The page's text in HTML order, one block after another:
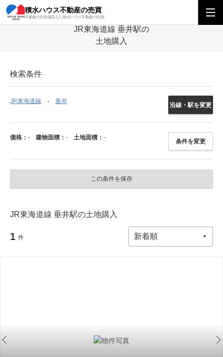
積水ハウス不動産の売買
不動産の売却査定なら積水ハウス不動産の売買
積水ハウス不動産の売買 中部エリア 垂
JR東海道線 垂井駅の
土地購入
検索条件
JR東海道線 垂井
沿線・駅を変更
価格： - 建物面積： - 土地面積： -
条件を変更
この条件を保存
JR東海道線 垂井駅の土地購入
1 件